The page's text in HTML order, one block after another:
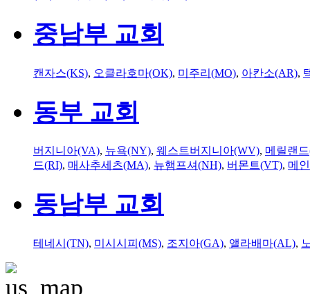
중남부 교회
캔자스(KS), 오클라호마(OK), 미주리(MO), 아칸소(AR),
동부 교회
버지니아(VA), 뉴욕(NY), 웨스트버지니아(WV), 메릴랜
드(RI), 매사추세츠(MA), 뉴햄프셔(NH), 버몬트(VT), 메
동남부 교회
테네시(TN), 미시시피(MS), 조지아(GA), 앨라배마(AL),